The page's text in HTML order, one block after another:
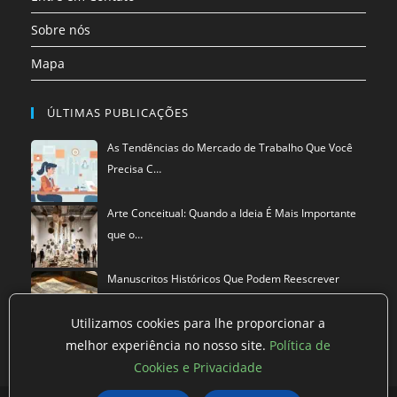
Sobre nós
Mapa
ÚLTIMAS PUBLICAÇÕES
As Tendências do Mercado de Trabalho Que Você
Precisa C…
Arte Conceitual: Quando a Ideia É Mais Importante
que o…
Manuscritos Históricos Que Podem Reescrever
Utilizamos cookies para lhe proporcionar a
melhor experiência no nosso site. Política de
Cookies e Privacidade